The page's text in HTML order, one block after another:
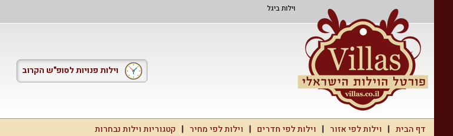
וילות ביגל
וילות פנויות לסופ"ש הקרוב
דף הבית וילות לפי אזור וילות לפי חדרים וילות לפי מחיר קטגוריות וילות נבחרות